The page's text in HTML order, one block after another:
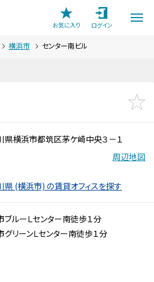
お気に入り
ログイン
横浜市 センター南ビル
県横浜市都筑区茅ケ崎中央３－１
周辺地図
県 (横浜市) の賃貸オフィスを探す
ブルーＬセンター南徒歩１分
グリーンＬセンター南徒歩１分